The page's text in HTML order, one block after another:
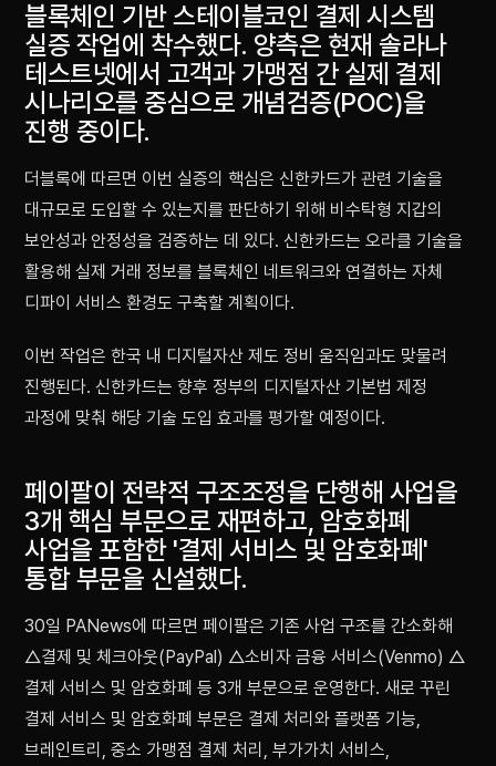
블록체인 기반 스테이블코인 결제 시스템
실증 작업에 착수했다. 양측은 현재 솔라나
테스트넷에서 고객과 가맹점 간 실제 결제
시나리오를 중심으로 개념검증(POC)을
진행 중이다.
더블록에 따르면 이번 실증의 핵심은 신한카드가 관련 기술을
대규모로 도입할 수 있는지를 판단하기 위해 비수탁형 지갑의
보안성과 안정성을 검증하는 데 있다. 신한카드는 오라클 기술을
활용해 실제 거래 정보를 블록체인 네트워크와 연결하는 자체
디파이 서비스 환경도 구축할 계획이다.
이번 작업은 한국 내 디지털자산 제도 정비 움직임과도 맞물려
진행된다. 신한카드는 향후 정부의 디지털자산 기본법 제정
과정에 맞춰 해당 기술 도입 효과를 평가할 예정이다.
페이팔이 전략적 구조조정을 단행해 사업을
3개 핵심 부문으로 재편하고, 암호화폐
사업을 포함한 '결제 서비스 및 암호화폐'
통합 부문을 신설했다.
30일 PANews에 따르면 페이팔은 기존 사업 구조를 간소화해
△결제 및 체크아웃(PayPal) △소비자 금융 서비스(Venmo) △
결제 서비스 및 암호화폐 등 3개 부문으로 운영한다. 새로 꾸린
결제 서비스 및 암호화폐 부문은 결제 처리와 플랫폼 기능,
브레인트리, 중소 가맹점 결제 처리, 부가가치 서비스,